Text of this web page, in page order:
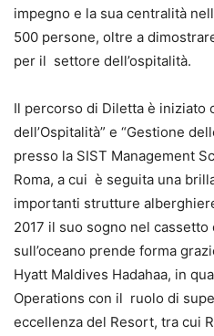
impegno e la sua centralità
500 persone, oltre a
per il settore dell’ospitalità.
Il percorso di Diletta è iniziato
dell’Ospitalità” e “Gestione
presso la SIST Management
Roma, a cui è seguita una
importanti strutture
2017 il suo sogno nel
sull’oceano prende forma
Hyatt Maldives Hadahaa, in
Operations con il ruolo di
eccellenza del Resort, tra cui